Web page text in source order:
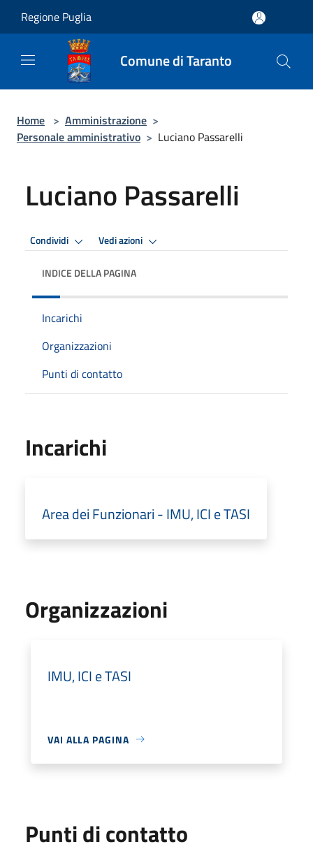
Regione Puglia
Comune di Taranto
Home > Amministrazione >
Personale amministrativo > Luciano Passarelli
Luciano Passarelli
Condividi Vedi azioni
INDICE DELLA PAGINA
Incarichi
Organizzazioni
Punti di contatto
Incarichi
Area dei Funzionari - IMU, ICI e TASI
Organizzazioni
IMU, ICI e TASI
VAI ALLA PAGINA
Punti di contatto